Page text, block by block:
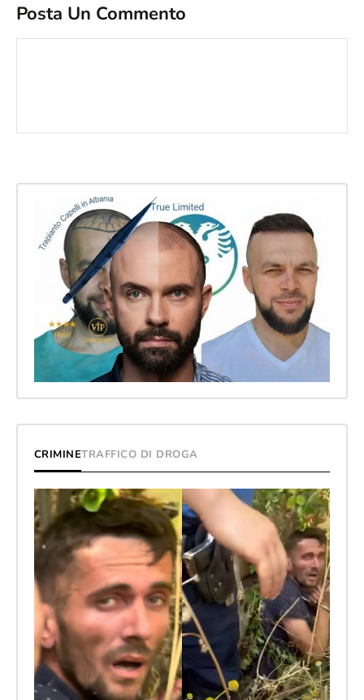
Posta Un Commento
CRIMINETRAFFICO DI DROGA